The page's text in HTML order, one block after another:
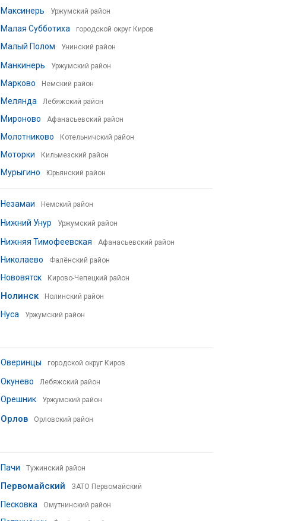
Максинерь Уржумский район
Малая Субботиха городской округ Киров
Малый Полом Унинский район
Манкинерь Уржумский район
Марково Немский район
Мелянда Лебяжский район
Мироново Афанасьевский район
Молотниково Котельничский район
Моторки Кильмезский район
Мурыгино Юрьянский район
Незамаи Немский район
Нижний Унур Уржумский район
Нижняя Тимофеевская Афанасьевский район
Николаево Фалёнский район
Нововятск Кирово-Чепецкий район
Нолинск Нолинский район
Нуса Уржумский район
Оверинцы городской округ Киров
Окунево Лебяжский район
Орешник Уржумский район
Орлов Орловский район
Пачи Тужинский район
Первомайский ЗАТО Первомайский
Песковка Омутнинский район